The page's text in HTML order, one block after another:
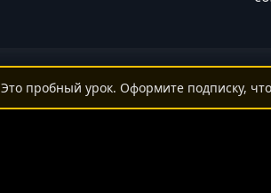
Это пробный урок. Оформите подписку,